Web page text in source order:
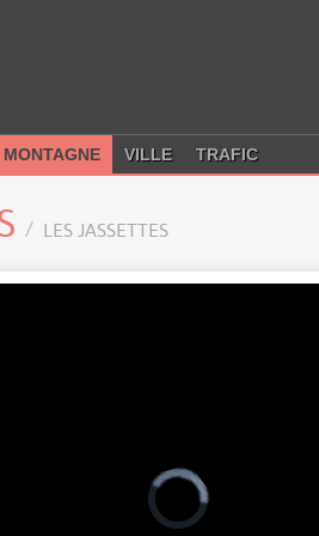
MONTAGNE VILLE TRAFIC
LES JASSETTES